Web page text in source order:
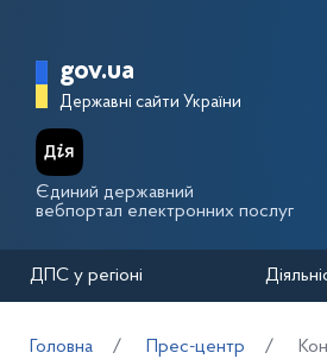
Головна
gov.ua
Державні сайти України
Єдиний державний
вебпортал електронних послуг
ДПС у регіоні
Головна Прес-центр